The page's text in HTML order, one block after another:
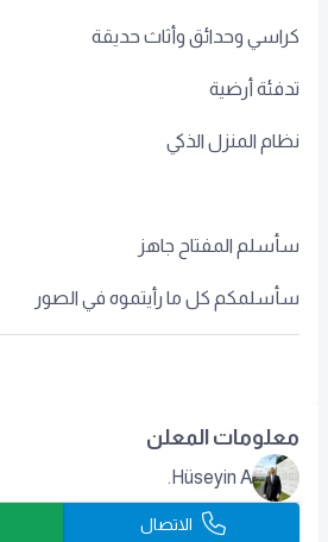
كراسي وحدائق وأثاث حديقة
تدفئة أرضية
نظام المنزل الذكي
سأسلم المفتاح جاهز
سأسلمكم كل ما رأيتموه في الصور
معلومات المعلن
Hüseyin A.
الاتصال